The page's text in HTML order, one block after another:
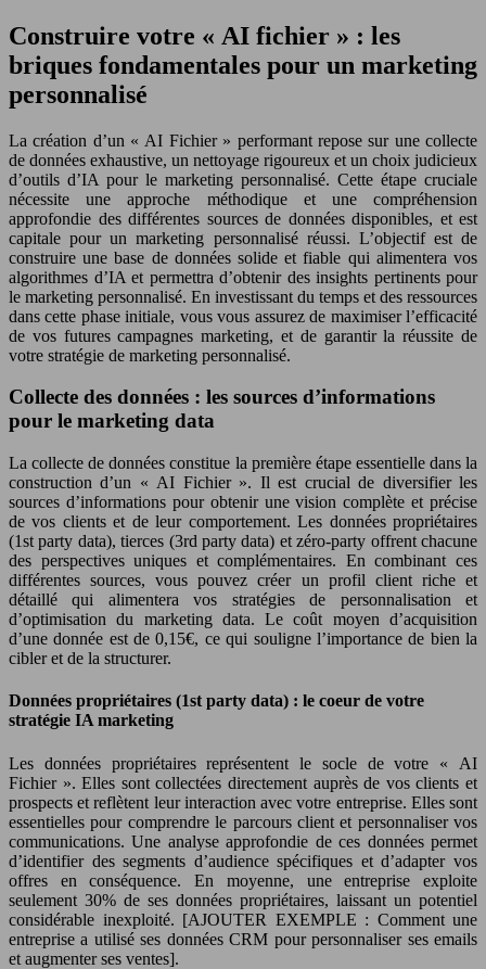
Construire votre « AI fichier » : les
briques fondamentales pour un marketing
personnalisé
La création d’un « AI Fichier » performant repose sur une collecte
de données exhaustive, un nettoyage rigoureux et un choix judicieux
d’outils d’IA pour le marketing personnalisé. Cette étape cruciale
nécessite une approche méthodique et une compréhension
approfondie des différentes sources de données disponibles, et est
capitale pour un marketing personnalisé réussi. L’objectif est de
construire une base de données solide et fiable qui alimentera vos
algorithmes d’IA et permettra d’obtenir des insights pertinents pour
le marketing personnalisé. En investissant du temps et des ressources
dans cette phase initiale, vous vous assurez de maximiser l’efficacité
de vos futures campagnes marketing, et de garantir la réussite de
votre stratégie de marketing personnalisé.
Collecte des données : les sources d’informations
pour le marketing data
La collecte de données constitue la première étape essentielle dans la
construction d’un « AI Fichier ». Il est crucial de diversifier les
sources d’informations pour obtenir une vision complète et précise
de vos clients et de leur comportement. Les données propriétaires
(1st party data), tierces (3rd party data) et zéro-party offrent chacune
des perspectives uniques et complémentaires. En combinant ces
différentes sources, vous pouvez créer un profil client riche et
détaillé qui alimentera vos stratégies de personnalisation et
d’optimisation du marketing data. Le coût moyen d’acquisition
d’une donnée est de 0,15€, ce qui souligne l’importance de bien la
cibler et de la structurer.
Données propriétaires (1st party data) : le coeur de votre
stratégie IA marketing
Les données propriétaires représentent le socle de votre « AI
Fichier ». Elles sont collectées directement auprès de vos clients et
prospects et reflètent leur interaction avec votre entreprise. Elles sont
essentielles pour comprendre le parcours client et personnaliser vos
communications. Une analyse approfondie de ces données permet
d’identifier des segments d’audience spécifiques et d’adapter vos
offres en conséquence. En moyenne, une entreprise exploite
seulement 30% de ses données propriétaires, laissant un potentiel
considérable inexploité. [AJOUTER EXEMPLE : Comment une
entreprise a utilisé ses données CRM pour personnaliser ses emails
et augmenter ses ventes].